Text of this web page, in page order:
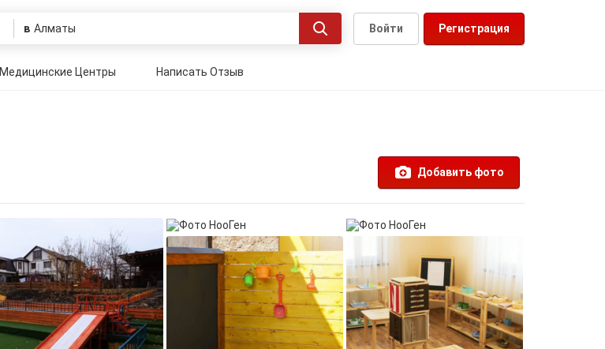
в Регистрация
Войти
Медицинские Центры Написать Отзыв
Добавить фото